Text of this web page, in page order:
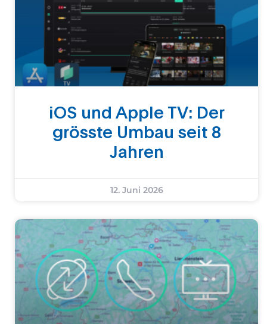
iOS und Apple TV: Der
grösste Umbau seit 8
Jahren
12. Juni 2026